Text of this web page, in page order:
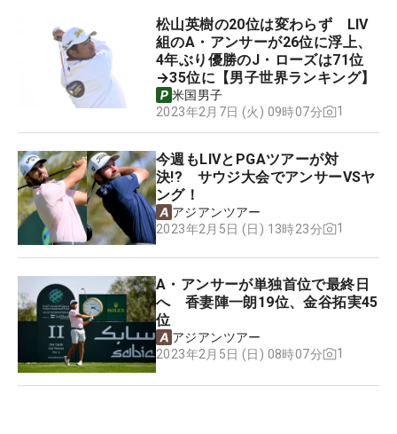
松山英樹の20位は変わらず LIV
組のA・アンサーが26位に浮上、
4年ぶり優勝のJ・ローズは71位
→35位に【男子世界ランキング】
米国男子
2023年2月7日 (火) 09時07分
1
今週もLIVとPGAツアーが対
決!? サウジ大会でアンサーVSヤ
ング！
アジアンツアー
2023年2月5日 (日) 13時23分
1
A・アンサーが単独首位で最終日
へ 香妻陣一朗19位、金谷拓実45
位
アジアンツアー
2023年2月5日 (日) 08時07分
1